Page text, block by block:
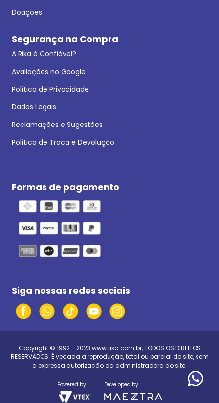
Doações
Segurança na Compra
A Rika é Confiável?
Avaliações no Google
Política de Privacidade
Dados Legais
Reclamações e Sugestões
Política de Troca e Devolução
Formas de pagamento
Siga nossas redes sociais
Copyright © 1992 - 2023 www.rika.com.br, TODOS OS DIREITOS
RESERVADOS. É vedada a reprodução, total ou parcial do site, sem
a expressa autorização da administradora do site.
Powered by Developed by